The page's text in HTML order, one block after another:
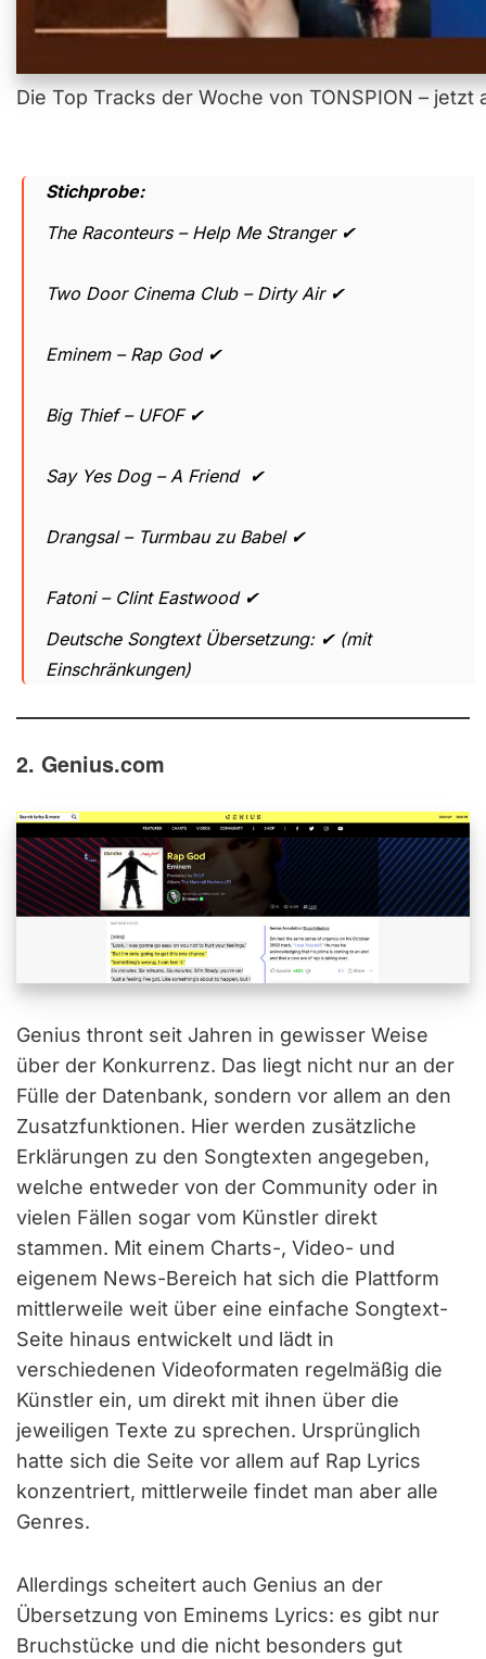
Die Top Tracks der Woche von TONSPION –
Stichprobe:
The Raconteurs – Help Me Stranger ✔
Two Door Cinema Club – Dirty Air ✔
Eminem – Rap God ✔
Big Thief – UFOF ✔
Say Yes Dog – A Friend ✔
Drangsal – Turmbau zu Babel ✔
Fatoni – Clint Eastwood ✔
Deutsche Songtext Übersetzung: ✔ (mit
Einschränkungen)
2. Genius.com
Genius thront seit Jahren in gewisser Weise
über der Konkurrenz. Das liegt nicht nur an der
Fülle der Datenbank, sondern vor allem an den
Zusatzfunktionen. Hier werden zusätzliche
Erklärungen zu den Songtexten angegeben,
welche entweder von der Community oder in
vielen Fällen sogar vom Künstler direkt
stammen. Mit einem Charts-, Video- und
eigenem News-Bereich hat sich die Plattform
mittlerweile weit über eine einfache Songtext-
Seite hinaus entwickelt und lädt in
verschiedenen Videoformaten regelmäßig die
Künstler ein, um direkt mit ihnen über die
jeweiligen Texte zu sprechen. Ursprünglich
hatte sich die Seite vor allem auf Rap Lyrics
konzentriert, mittlerweile findet man aber alle
Genres.
Allerdings scheitert auch Genius an der
Übersetzung von Eminems Lyrics: es gibt nur
Bruchstücke und die nicht besonders gut